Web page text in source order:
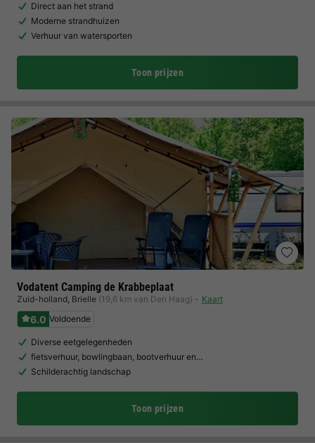
Direct aan het strand
Moderne strandhuizen
Verhuur van watersporten
Toon prijzen
Vodatent Camping de Krabbeplaat
Zuid-holland, Brielle (19,6 km van Den Haag) Kaart
6.0 Voldoende
Diverse eetgelegenheden
fietsverhuur, bowlingbaan, bootverhuur en…
Schilderachtig landschap
Toon prijzen